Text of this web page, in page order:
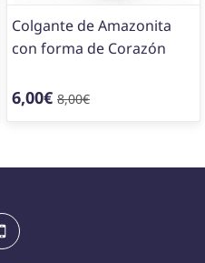
Colgante de Amazonita
con forma de Corazón
6,00€ 8,00€